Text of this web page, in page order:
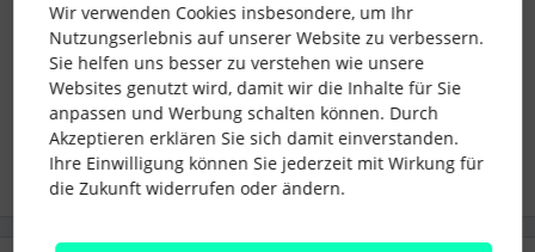
arbeitszeit anwesenheiten Zeiterfassung
Standard-Zeitmodell
1 Personen gefällt dies
Wir verwenden Cookies insbesondere, um Ihr
Nutzungserlebnis auf unserer Website zu verbessern.
Sie helfen uns besser zu verstehen wie unsere
Websites genutzt wird, damit wir die Inhalte für Sie
anpassen und Werbung schalten können. Durch
Akzeptieren erklären Sie sich damit einverstanden.
Ihre Einwilligung können Sie jederzeit mit Wirkung für
die Zukunft widerrufen oder ändern.